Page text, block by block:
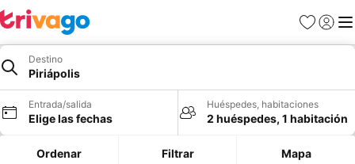
Favoritos
Iniciar
Destino
Piriápolis
Entrada/salida
Elige las fechas
Huéspedes, habitaciones
2 huéspedes, 1 habitación
Ordenar Filtrar Mapa